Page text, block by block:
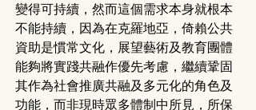
變得可持續，然而這個需求本身就根本
不能持續，因為在克羅地亞，倚賴公共
資助是慣常文化，展望藝術及教育團體
能夠將實踐共融作優先考慮，繼續鞏固
其作為社會推廣共融及多元化的角色及
功能，而非現時眾多體制中所見，所保